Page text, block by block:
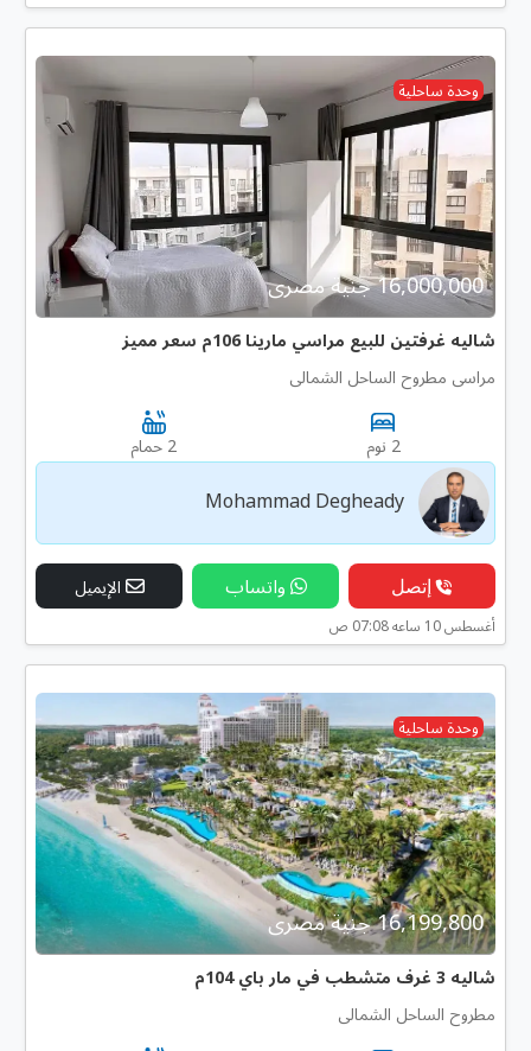
وحدة ساحلية
16,000,000 جنية مصرى
شاليه غرفتين للبيع مراسي مارينا 106م سعر مميز
مراسى مطروح الساحل الشمالى
2 نوم 2 حمام
Mohammad Degheady
إتصل واتساب الإيميل
أغسطس 10 ساعه 07:08 ص
وحدة ساحلية
16,199,800 جنية مصرى
شاليه 3 غرف متشطب في مار باي 104م
مطروح الساحل الشمالى